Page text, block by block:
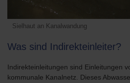
Sielhaut an Kanalwandung
Was sind Indirekteinleiter?
Indirekteinleitungen sind Einleitungen
kommunale Kanalnetz. Dieses